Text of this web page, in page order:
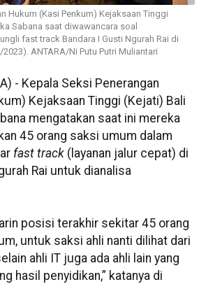
Hukum (Kasi Penkum) Kejaksaan Tinggi
Sabana saat diwawancara soal
fast track Bandara I Gusti Ngurah Rai di
ANTARA/Ni Putu Putri Muliantari
- Kepala Seksi Penerangan
Kejaksaan Tinggi (Kejati) Bali
mengatakan saat ini mereka
45 orang saksi umum dalam
fast track (layanan jalur cepat) di
Rai untuk dianalisa
posisi terakhir sekitar 45 orang
untuk saksi ahli nanti dilihat dari
ahli IT juga ada ahli lain yang
hasil penyidikan,” katanya di